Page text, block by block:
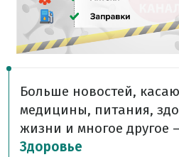
Больше новостей,
медицины, питания,
жизни и многое другое
Здоровье